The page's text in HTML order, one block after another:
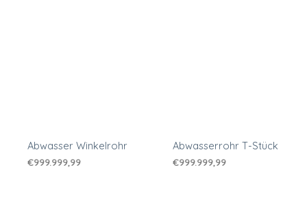
Abwasser Winkelrohr
€999.999,99
Abwasserrohr T-Stück
€999.999,99